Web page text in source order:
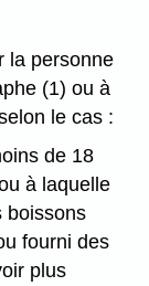
la personne
(1) ou à
le cas :
de 18
à laquelle
boissons
fourni des
plus